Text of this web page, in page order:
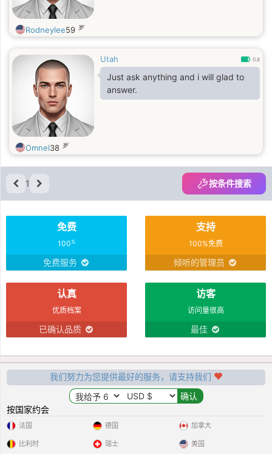
Rodneylee59 岁
Utah 0.8
Just ask anything and i will glad to
answer.
Omnel38 岁
1 按条件搜索
免费
100%
免费服务
支持
100%免费
倾听的管理员
认真
优质档案
已确认品质
访客
访问量很高
最佳
我们努力为您提供最好的服务，请支持我们
按国家约会
法国
比利时
德国
瑞士
加拿大
美国